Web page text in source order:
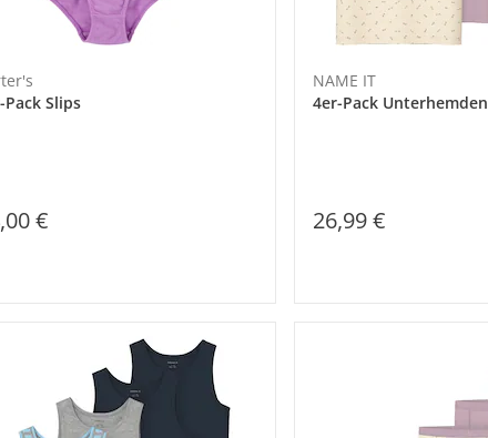
Pack Slips
€
NAME IT
4er-Pack Unterhemden
26,99 €